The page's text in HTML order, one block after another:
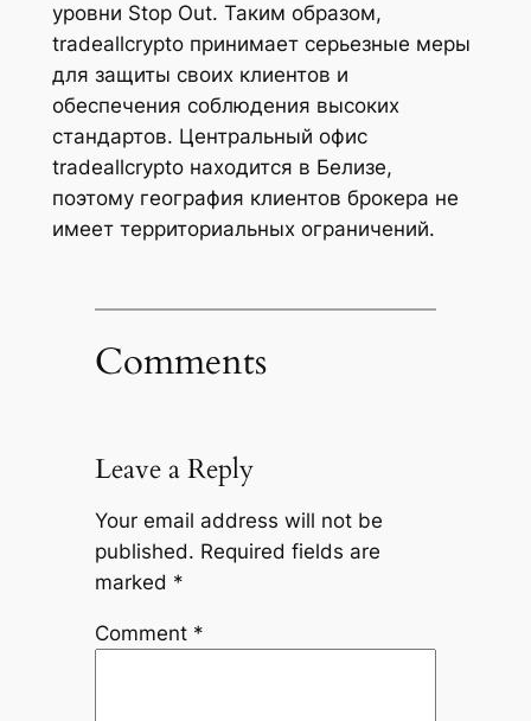
уровни Stop Out. Таким образом,
tradeallcrypto принимает серьезные меры
для защиты своих клиентов и
обеспечения соблюдения высоких
стандартов. Центральный офис
tradeallcrypto находится в Белизе,
поэтому география клиентов брокера не
имеет территориальных ограничений.
Comments
Leave a Reply
Your email address will not be
published. Required fields are
marked *
Comment *